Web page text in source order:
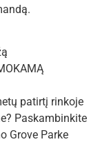
patirtį rinkoje
Paskambinkite
Grove Parke